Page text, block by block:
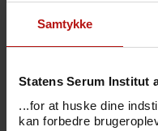
Samtykke
Statens Serum Institut
...for at huske dine
kan forbedre
The BMJ.
FAKTA